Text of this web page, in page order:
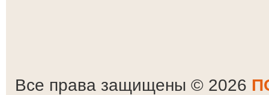
Все права защищены © 2026